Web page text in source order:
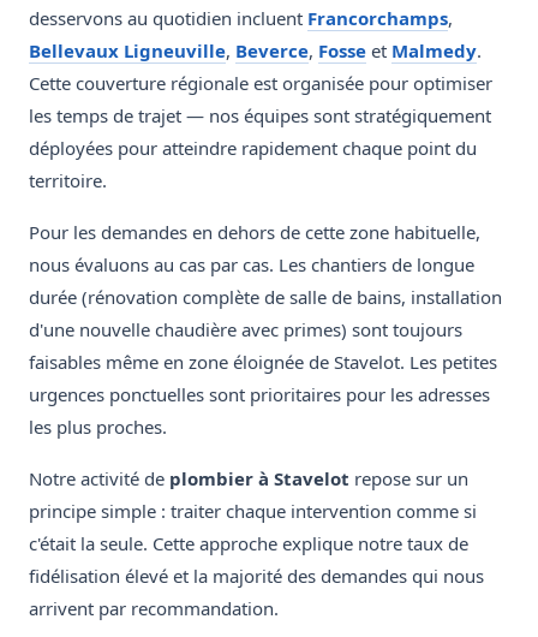
desservons au quotidien incluent Francorchamps,
Bellevaux Ligneuville, Beverce, Fosse et Malmedy.
Cette couverture régionale est organisée pour optimiser
les temps de trajet — nos équipes sont stratégiquement
déployées pour atteindre rapidement chaque point du
territoire.
Pour les demandes en dehors de cette zone habituelle,
nous évaluons au cas par cas. Les chantiers de longue
durée (rénovation complète de salle de bains, installation
d'une nouvelle chaudière avec primes) sont toujours
faisables même en zone éloignée de Stavelot. Les petites
urgences ponctuelles sont prioritaires pour les adresses
les plus proches.
Notre activité de plombier à Stavelot repose sur un
principe simple : traiter chaque intervention comme si
c'était la seule. Cette approche explique notre taux de
fidélisation élevé et la majorité des demandes qui nous
arrivent par recommandation.